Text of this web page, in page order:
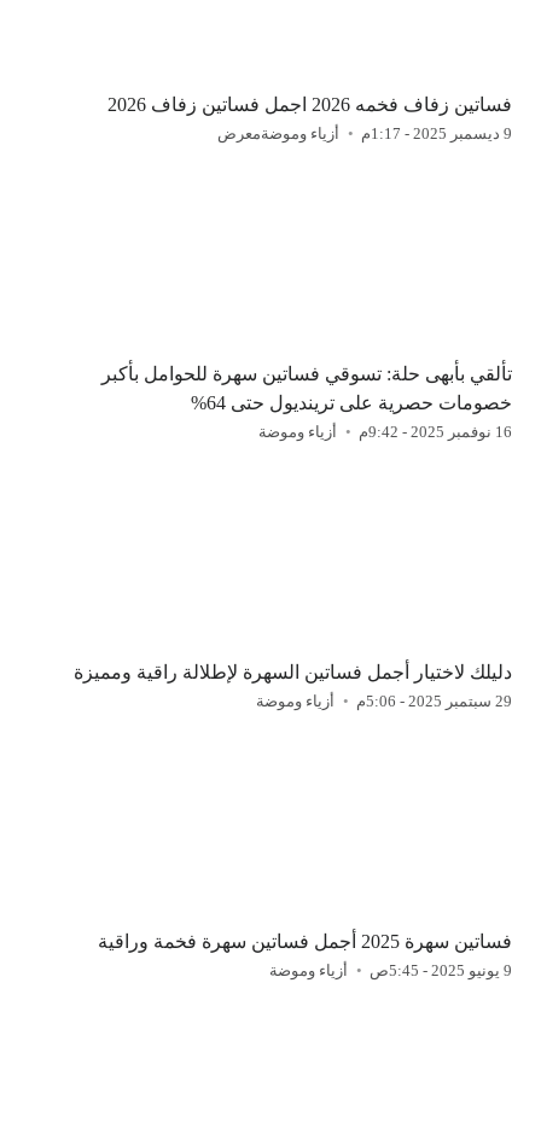
فساتين زفاف فخمه 2026 اجمل فساتين زفاف 2026
9 ديسمبر 2025 - 1:17م أزياء وموضةمعرض
تألقي بأبهى حلة: تسوقي فساتين سهرة للحوامل بأكبر
خصومات حصرية على ترينديول حتى 64%
16 نوفمبر 2025 - 9:42م أزياء وموضة
دليلك لاختيار أجمل فساتين السهرة لإطلالة راقية ومميزة
29 سبتمبر 2025 - 5:06م أزياء وموضة
فساتين سهرة 2025 أجمل فساتين سهرة فخمة وراقية
9 يونيو 2025 - 5:45ص أزياء وموضة